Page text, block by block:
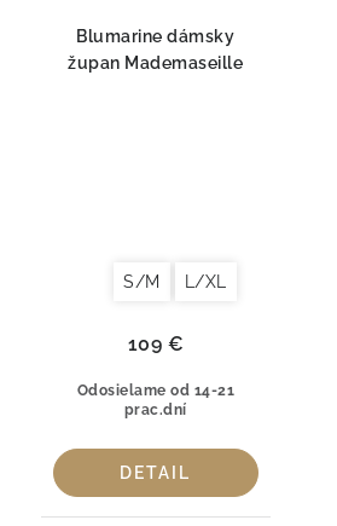
Blumarine dámsky
župan Mademaseille
S/M L/XL
Odosielame od 14-21
prac.dní
109 €
DETAIL